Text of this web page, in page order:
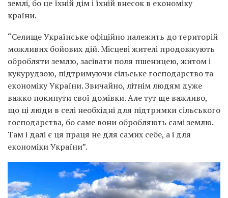
землі, бо це їхній дім і їхній внесок в економіку
країни.
“Селище Українське офіційно належить до територій
можливих бойових дій. Місцеві жителі продовжують
обробляти землю, засівати поля пшеницею, житом і
кукурудзою, підтримуючи сільське господарство та
економіку України. Звичайно, літнім людям дуже
важко покинути свої домівки. Але тут ще важливо,
що ці люди в селі необхідні для підтримки сільського
господарства, бо саме вони обробляють самі землю.
Там і далі є ця праця не для самих себе, а і для
економіки України”.